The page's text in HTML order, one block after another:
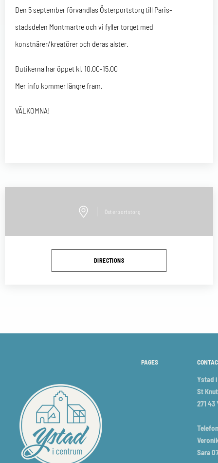
Den 5 september förvandlas Österportstorg till Paris-
stadsdelen Montmartre och vi fyller torget med
konstnärer/kreatörer och deras alster.
Butikerna har öppet kl. 10.00-15.00
Mer info kommer längre fram.
VÄLKOMNA!
Österportstorg
DIRECTIONS
PAGES
Ystad
St
271 43
Sara